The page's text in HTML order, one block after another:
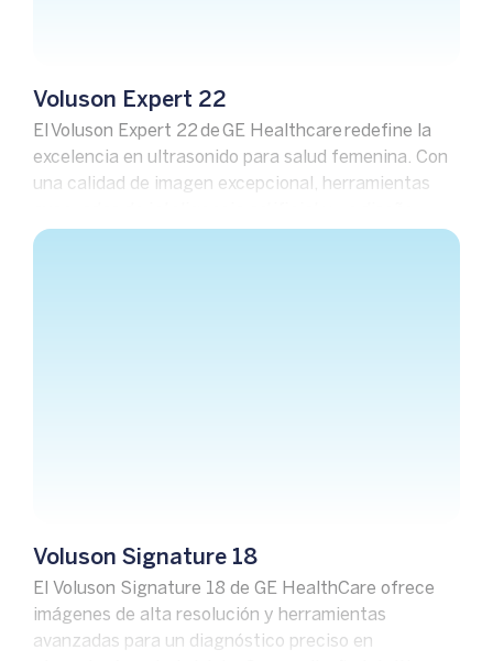
Voluson Expert 22
El Voluson Expert 22 de GE Healthcare redefine la
excelencia en ultrasonido para salud femenina. Con
una calidad de imagen excepcional, herramientas
ergonómico, permite diagnósticos precisos y
Voluson Signature 18
El Voluson Signature 18 de GE HealthCare ofrece
imágenes de alta resolución y herramientas
avanzadas para un diagnóstico preciso en